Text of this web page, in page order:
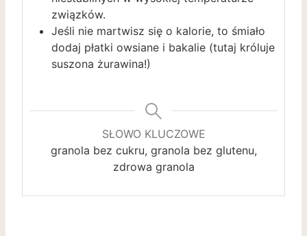
związków.
Jeśli nie martwisz się o kalorie, to śmiało
dodaj płatki owsiane i bakalie (tutaj króluje
suszona żurawina!)
SŁOWO KLUCZOWE
granola bez cukru, granola bez glutenu,
zdrowa granola